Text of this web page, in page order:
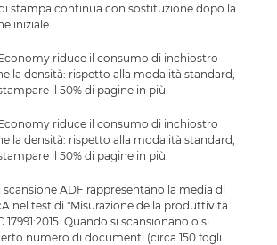
stampa continua con sostituzione dopo la
iniziale.
riduce il consumo di inchiostro
la densità: rispetto alla modalità standard,
il 50% di pagine in più.
riduce il consumo di inchiostro
la densità: rispetto alla modalità standard,
il 50% di pagine in più.
scansione ADF rappresentano la media di
nel test di "Misurazione della produttività
17991:2015. Quando si scansionano o si
numero di documenti (circa 150 fogli